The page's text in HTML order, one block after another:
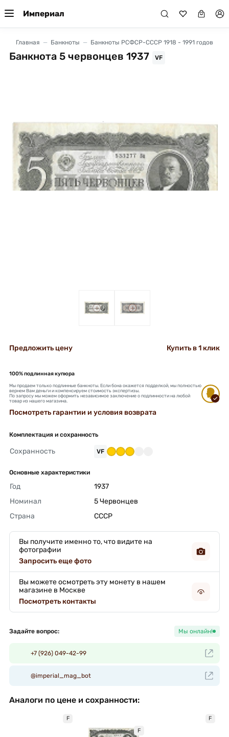
Империал
Главная Банкноты Банкноты РСФСР-СССР 1918 - 1991 годов
Банкнота 5 червонцев 1937 VF
+ +
Предложить цену Купить в 1 клик
100% подлинная купюра
Мы продаем только подлинные банкноты. Если бона окажется подделкой, мы полностью
вернем Вам деньги и компенсируем стоимость экспертизы.
По запросу мы можем оформить независимое заключение о подлинности на любой
товар из нашего магазина.
Посмотреть гарантии и условия возврата
Комплектация и сохранность
Сохранность VF
Основные характеристики
Год
1937
Номинал
5 Червонцев
Страна
СССР
Вы получите именно то, что видите на
фотографии
Запросить еще фото
Вы можете осмотреть эту монету в нашем
магазине в Москве
Посмотреть контакты
Задайте вопрос: Мы онлайн!
+7 (926) 049-42-99
@imperial_mag_bot
Аналоги по цене и сохранности:
F
F
F